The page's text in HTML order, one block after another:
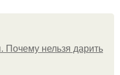
Почему нельзя дарить